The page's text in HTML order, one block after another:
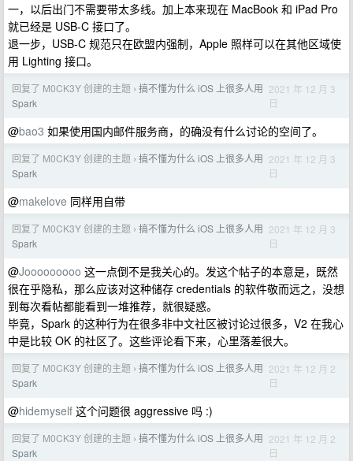
一，以后出门不需要带太多线。加上本来现在 MacBook 和 iPad Pro
就已经是 USB-C 接口了。
退一步，USB-C 规范只在欧盟内强制，Apple 照样可以在其他区域使
用 Lighting 接口。
回复了 M0CK3Y 创建的主题 › 搞不懂为什么 iOS 上很多人用
Spark
2021 年 12 月 3
日
@bao3 如果使用国内邮件服务商，的确没有什么讨论的空间了。
回复了 M0CK3Y 创建的主题 › 搞不懂为什么 iOS 上很多人用
Spark
2021 年 12 月 3
日
@makelove 同样用自带
回复了 M0CK3Y 创建的主题 › 搞不懂为什么 iOS 上很多人用
Spark
2021 年 12 月 3
日
@Jooooooooo 这一点倒不是我关心的。发这个帖子的本意是，既然
很在乎隐私，那么应该对这种储存 credentials 的软件敬而远之，没想
到每次看帖都能看到一堆推荐，就很疑惑。
毕竟，Spark 的这种行为在很多非中文社区被讨论过很多，V2 在我心
中是比较 OK 的社区了。这些评论看下来，心里落差很大。
回复了 M0CK3Y 创建的主题 › 搞不懂为什么 iOS 上很多人用
Spark
2021 年 12 月 2
日
@hidemyself 这个问题很 aggressive 吗 :)
回复了 M0CK3Y 创建的主题 › 搞不懂为什么 iOS 上很多人用
Spark
2021 年 12 月 2
日